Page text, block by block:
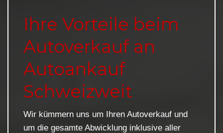
Ihre Vorteile beim
Autoverkauf an
Autoankauf
Schweizweit
Wir kümmern uns um Ihren Autoverkauf und
um die gesamte Abwicklung inklusive aller